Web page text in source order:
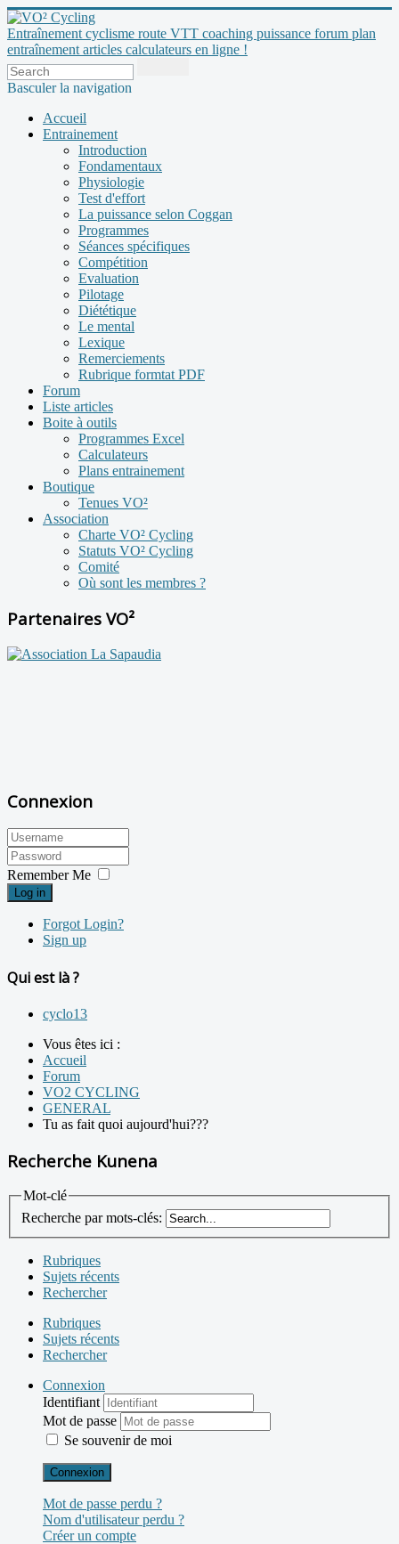
Entraînement cyclisme route VTT coaching puissance forum plan
entraînement articles calculateurs en ligne !
Basculer la navigation
Accueil
Entrainement
Introduction
Fondamentaux
Physiologie
Test d'effort
La puissance selon Coggan
Programmes
Séances spécifiques
Compétition
Evaluation
Pilotage
Diététique
Le mental
Lexique
Remerciements
Rubrique formtat PDF
Forum
Liste articles
Boite à outils
Programmes Excel
Calculateurs
Plans entrainement
Boutique
Tenues VO²
Association
Charte VO² Cycling
Statuts VO² Cycling
Comité
Où sont les membres ?
Partenaires VO²
Connexion
Remember Me
Log in
Forgot Login?
Sign up
Qui est là ?
cyclo13
Vous êtes ici :
Accueil
Forum
VO2 CYCLING
GENERAL
Tu as fait quoi aujourd'hui???
Recherche Kunena
Mot-clé
Recherche par mots-clés:
Rubriques
Sujets récents
Rechercher
Rubriques
Sujets récents
Rechercher
Connexion
Identifiant
Mot de passe
Se souvenir de moi
Connexion
Mot de passe perdu ?
Nom d'utilisateur perdu ?
Créer un compte